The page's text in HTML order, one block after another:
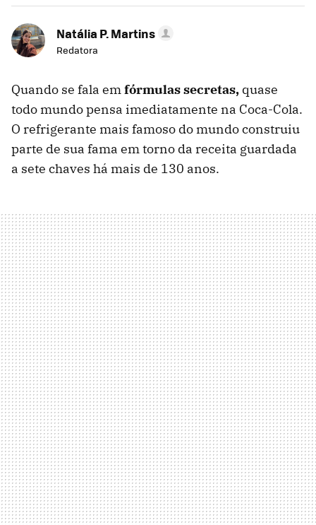
Natália P. Martins
Redatora
Quando se fala emfórmulas secretas, quase
todo mundo pensa imediatamente na Coca-Cola.
O refrigerante mais famoso do mundo construiu
parte de sua fama em torno da receita guardada
a sete chaves há mais de 130 anos.